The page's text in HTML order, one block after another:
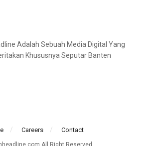
Adalah Sebuah Media Digital Yang
Khususnya Seputar Banten
Careers Contact